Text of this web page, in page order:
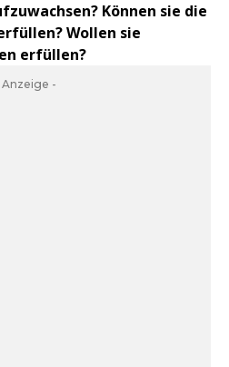
Können sie die
Wollen sie
erfüllen?
Anzeige -